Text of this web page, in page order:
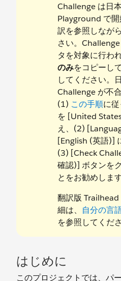
Challenge は日
Playground で
訳を参照しなが
さい。
タを対象に行わ
のみをコピーし
してください。
Challenge が不
(1) この手順に
を [United
え、(2)
[English (英語)]
(3) [Check
確認)] ボタンを
とをお勧めします
翻訳版
細は、 自分の言
を参照してくださ
はじめに
このプロジェクトでは、パ